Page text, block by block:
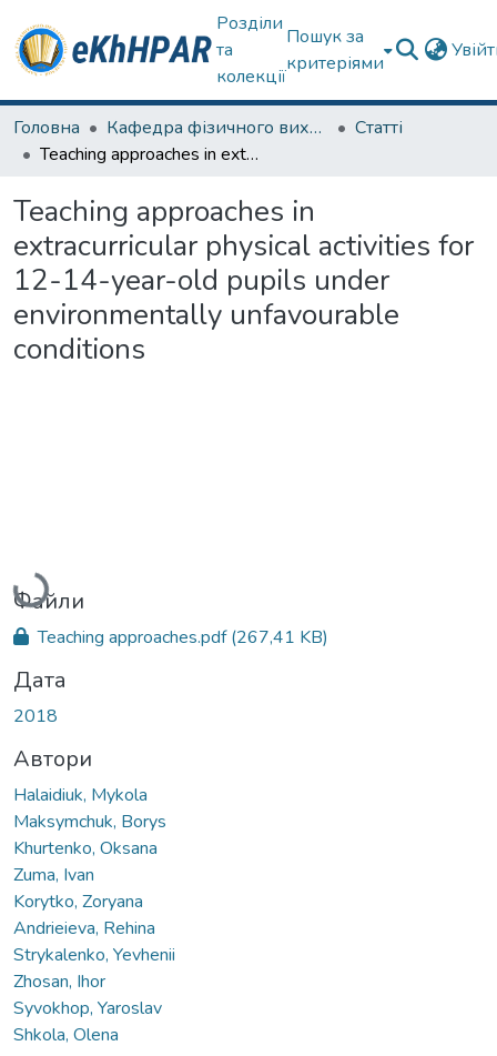
Розділи
та
колекції
Пошук за
критеріями
Головна Кафедра фізичного виховання та спортивного вдосконалення
Статті
Teaching approaches in extracurricular physical activities for 12-14-year-old pupils under environmentally unfavourable conditions
Teaching approaches in
extracurricular physical activities for
12-14-year-old pupils under
environmentally unfavourable
conditions
Вантажиться...
Файли
Teaching approaches.pdf(267,41 KB)
Дата
2018
Автори
Halaidiuk, Mykola
Maksymchuk, Borys
Khurtenko, Oksana
Zuma, Ivan
Korytko, Zoryana
Andrieieva, Rehina
Strykalenko, Yevhenii
Zhosan, Ihor
Syvokhop, Yaroslav
Shkola, Olena